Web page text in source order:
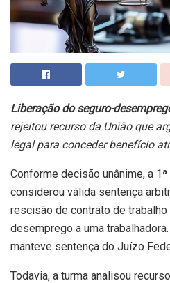
Liberação do seguro-
rejeitou recurso da União que
legal para conceder benefício
Conforme decisão unânime, a
considerou válida sentença
rescisão de contrato de
desemprego a uma
manteve sentença do Juízo
Todavia, a turma analisou